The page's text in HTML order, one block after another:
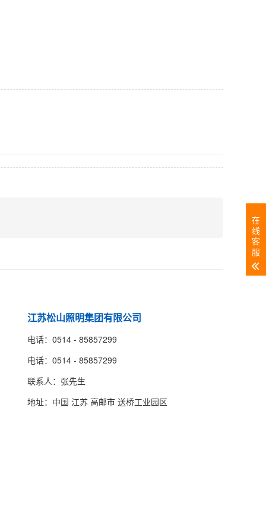
江苏松山照明集团有限公司
电话：0514 - 85857299
电话：0514 - 85857299
联系人：张先生
地址：中国 江苏 高邮市 送桥工业园区
在
线
客
服